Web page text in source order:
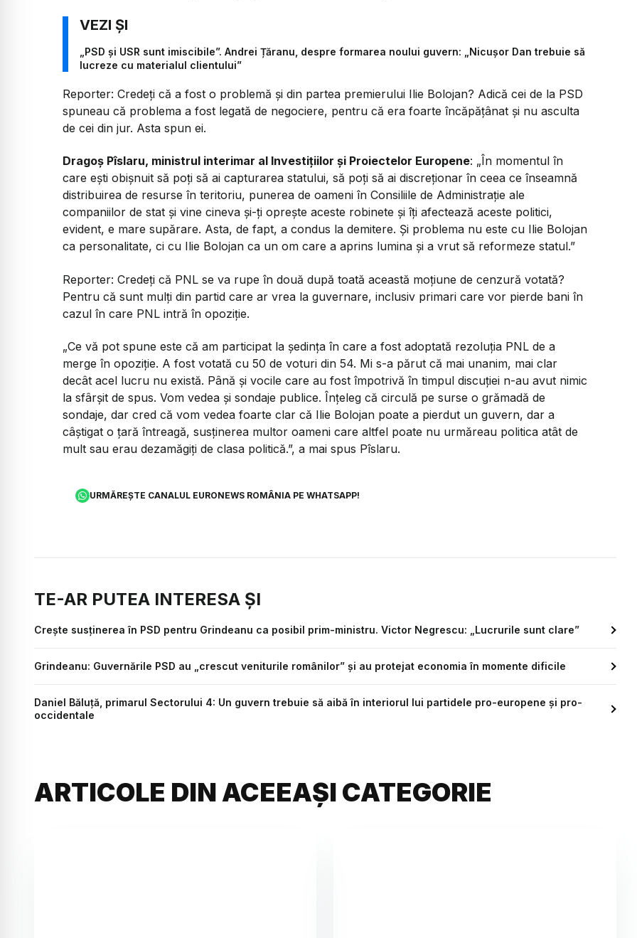
„PSD și USR sunt imiscibile”. Andrei Țăranu, despre formarea noului guvern: „Nicușor Dan trebuie să
lucreze cu materialul clientului”
Reporter: Credeți că a fost o problemă și din partea premierului Ilie Bolojan? Adică cei de la PSD
spuneau că problema a fost legată de negociere, pentru că era foarte încăpățânat și nu asculta
de cei din jur. Asta spun ei.
Dragoș Pîslaru, ministrul interimar al Investițiilor și Proiectelor Europene: „În momentul în
care ești obișnuit să poți să ai capturarea statului, să poți să ai discreționar în ceea ce înseamnă
distribuirea de resurse în teritoriu, punerea de oameni în Consiliile de Administrație ale
companiilor de stat și vine cineva și-ți oprește aceste robinete și îți afectează aceste politici,
evident, e mare supărare. Asta, de fapt, a condus la demitere. Și problema nu este cu Ilie Bolojan
ca personalitate, ci cu Ilie Bolojan ca un om care a aprins lumina și a vrut să reformeze statul.”
Reporter: Credeți că PNL se va rupe în două după toată această moțiune de cenzură votată?
Pentru că sunt mulți din partid care ar vrea la guvernare, inclusiv primari care vor pierde bani în
cazul în care PNL intră în opoziție.
„Ce vă pot spune este că am participat la ședința în care a fost adoptată rezoluția PNL de a
merge în opoziție. A fost votată cu 50 de voturi din 54. Mi s-a părut că mai unanim, mai clar
decât acel lucru nu există. Până și vocile care au fost împotrivă în timpul discuției n-au avut nimic
la sfârșit de spus. Vom vedea și sondaje publice. Înțeleg că circulă pe surse o grămadă de
sondaje, dar cred că vom vedea foarte clar că Ilie Bolojan poate a pierdut un guvern, dar a
câștigat o țară întreagă, susținerea multor oameni care altfel poate nu urmăreau politica atât de
mult sau erau dezamăgiți de clasa politică.”, a mai spus Pîslaru.
URMĂREȘTE CANALUL EURONEWS ROMÂNIA PE WHATSAPP!
TE-AR PUTEA INTERESA ȘI
Crește susținerea în PSD pentru Grindeanu ca posibil prim-ministru. Victor Negrescu: „Lucrurile sunt clare”
Grindeanu: Guvernările PSD au „crescut veniturile românilor” și au protejat economia în momente dificile
Daniel Băluță, primarul Sectorului 4: Un guvern trebuie să aibă în interiorul lui partidele pro-europene și pro-
occidentale
ARTICOLE DIN ACEEAȘI CATEGORIE